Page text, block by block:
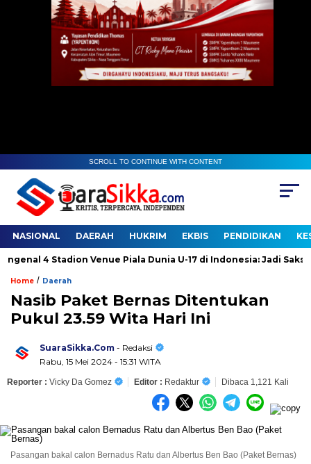
SCROLL TO CONTINUE WITH CONTENT
NASIONAL DAERAH HUKRIM EKBIS PENDIDIKAN
4 Stadion Venue Piala Dunia U-17 di Indonesia: Jadi Saksi
Home / Daerah
Nasib Paket Bernas Ditentukan
Pukul 23.59 Wita Hari Ini
SuaraSikka.Com - Redaksi
Rabu, 15 Mei 2024 - 15:31 WITA
Reporter : Vicky Da Gomez Editor : Redaktur Dibaca 1,121 Kali
Pasangan bakal calon Bernadus Ratu dan Albertus Ben Bao (Paket Bernas)